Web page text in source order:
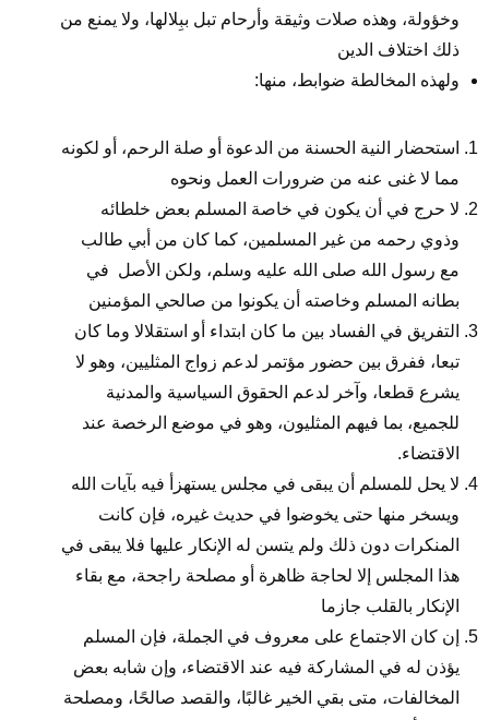
وخؤولة، وهذه صلات وثيقة وأرحام تبل ببِلالها، ولا يمنع من
ذلك اختلاف الدين
ولهذه المخالطة ضوابط، منها:
استحضار النية الحسنة من الدعوة أو صلة الرحم، أو لكونه
مما لا غنى عنه من ضرورات العمل ونحوه
لا حرج في أن يكون في خاصة المسلم بعض خلطائه
وذوي رحمه من غير المسلمين، كما كان من أبي طالب
مع رسول الله صلى الله عليه وسلم، ولكن الأصل في
بطانه المسلم وخاصته أن يكونوا من صالحي المؤمنين
التفريق في الفساد بين ما كان ابتداء أو استقلالا وما كان
تبعا، ففرق بين حضور مؤتمر لدعم زواج المثليين، وهو لا
يشرع قطعا، وآخر لدعم الحقوق السياسية والمدنية
للجميع، بما فيهم المثليون، وهو في موضع الرخصة عند
الاقتضاء.
لا يحل للمسلم أن يبقى في مجلس يستهزأ فيه بآيات الله
ويسخر منها حتى يخوضوا في حديث غيره، فإن كانت
المنكرات دون ذلك ولم يتسن له الإنكار عليها فلا يبقى في
هذا المجلس إلا لحاجة ظاهرة أو مصلحة راجحة، مع بقاء
الإنكار بالقلب جازما
إن كان الاجتماع على معروف في الجملة، فإن المسلم
يؤذن له في المشاركة فيه عند الاقتضاء، وإن شابه بعض
المخالفات، متى بقي الخير غالبًا، والقصد صالحًا، ومصلحة